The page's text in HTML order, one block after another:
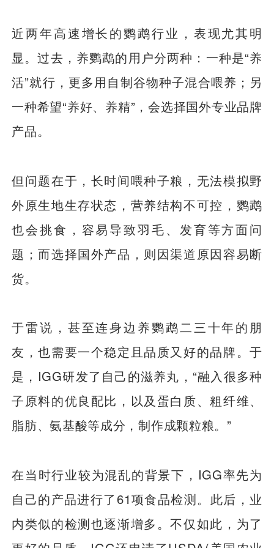
近两年高速增长的鹦鹉行业，表现尤其明
显。过去，养鹦鹉的用户分两种：一种是“养
活”就行，更多用自制谷物种子混合喂养；另
一种希望“养好、养精”，会选择国外专业品牌
产品。
但问题在于，长时间喂种子粮，无法模拟野
外原生地生存状态，营养结构不可控，鹦鹉
也会挑食，容易导致羽毛、发育等方面问
题；而选择国外产品，则因渠道原因容易断
货。
于雷说，甚至连身边养鹦鹉二三十年的朋
友，也需要一个稳定且品质又好的品牌。于
是，IGG研发了自己的滋养丸，“融入很多种
子原料的优良配比，以及蛋白质、粗纤维、
脂肪、氨基酸等成分，制作成颗粒粮。”
在当时行业较为混乱的背景下，IGG率先为
自己的产品进行了61项食品检测。此后，业
内类似的检测也逐渐增多。不仅如此，为了